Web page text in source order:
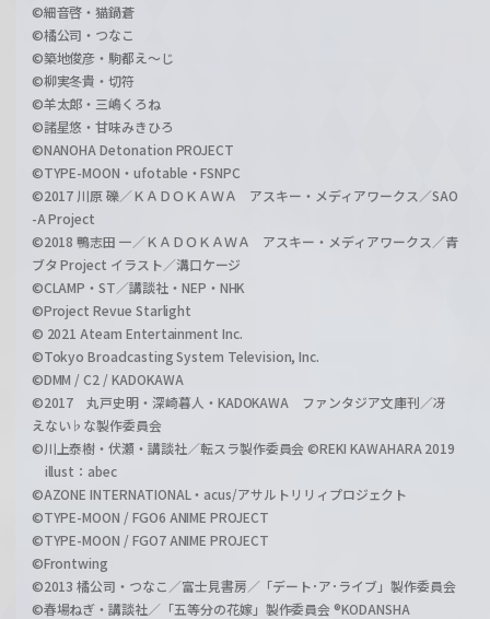
©細音啓・猫鍋蒼
©橘公司・つなこ
©築地俊彦・駒都え～じ
©柳実冬貴・切符
©羊太郎・三嶋くろね
©諸星悠・甘味みきひろ
©NANOHA Detonation PROJECT
©TYPE-MOON・ufotable・FSNPC
©2017 川原 礫／ＫＡＤＯＫＡＷＡ アスキー・メディアワークス／SAO
-A Project
©2018 鴨志田 一／ＫＡＤＯＫＡＷＡ アスキー・メディアワークス／青
ブタ Project イラスト／溝口ケージ
©CLAMP・ST／講談社・NEP・NHK
©Project Revue Starlight
© 2021 Ateam Entertainment Inc.
©Tokyo Broadcasting System Television, Inc.
©DMM / C2 / KADOKAWA
©2017 丸戸史明・深崎暮人・KADOKAWA ファンタジア文庫刊／冴
えない♭な製作委員会
©川上泰樹・伏瀬・講談社／転スラ製作委員会 ©REKI KAWAHARA 2019
illust：abec
©AZONE INTERNATIONAL・acus/アサルトリリィプロジェクト
©TYPE-MOON / FGO6 ANIME PROJECT
©TYPE-MOON / FGO7 ANIME PROJECT
©Frontwing
©2013 橘公司・つなこ／富士見書房／「デート･ア･ライブ」製作委員会
©春場ねぎ・講談社／「五等分の花嫁」製作委員会 ®KODANSHA